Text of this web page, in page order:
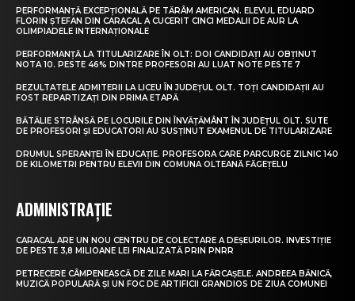
PERFORMANȚĂ EXCEPȚIONALĂ PE TĂRÂM AMERICAN. ELEVUL EDUARD
FLORIN ȘTEFAN DIN CARACAL A CUCERIT CINCI MEDALII DE AUR LA
OLIMPIADELE INTERNAȚIONALE
PERFORMANȚĂ LA TITULARIZARE ÎN OLT: DOI CANDIDAȚI AU OBȚINUT
NOTA 10. PESTE 46% DINTRE PROFESORI AU LUAT NOTE PESTE 7
REZULTATELE ADMITERII LA LICEU ÎN JUDEȚUL OLT. TOȚI CANDIDAȚII AU
FOST REPARTIZAȚI DIN PRIMA ETAPĂ
BĂTĂLIE STRÂNSĂ PE LOCURILE DIN ÎNVĂȚĂMÂNT ÎN JUDEȚUL OLT. SUTE
DE PROFESORI ȘI EDUCATORI AU SUSȚINUT EXAMENUL DE TITULARIZARE
DRUMUL SPERANȚEI ÎN EDUCAȚIE. PROFESORA CARE PARCURGE ZILNIC 140
DE KILOMETRI PENTRU ELEVII DIN COMUNA OLTEANĂ FĂGEȚELU
ADMINISTRAȚIE
CARACAL ARE UN NOU CENTRU DE COLECTARE A DEȘEURILOR. INVESTIȚIE
DE PESTE 3,8 MILIOANE LEI FINALIZATĂ PRIN PNRR
PETRECERE CÂMPENEASCĂ DE ZILE MARI LA FĂRCAȘELE. ANDREEA BĂNICĂ,
MUZICĂ POPULARĂ ȘI UN FOC DE ARTIFICII GRANDIOS DE ZIUA COMUNEI